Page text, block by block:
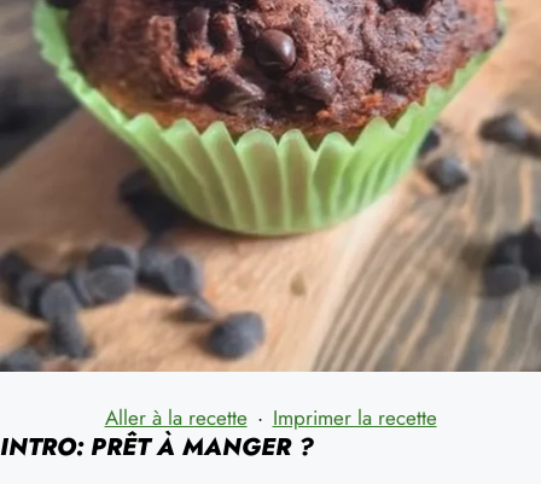
Aller à la recette · Imprimer la recette
INTRO: PRÊT À MANGER ?